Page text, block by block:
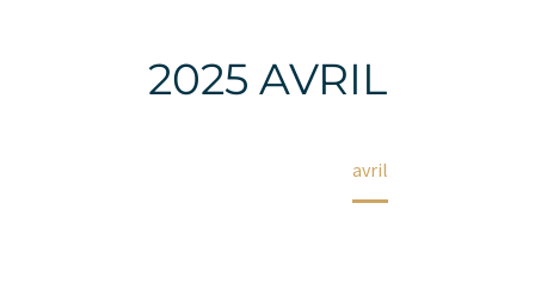
2025 AVRIL
avril